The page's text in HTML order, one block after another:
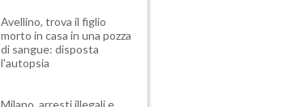
Avellino, trova il figlio
morto in casa in una pozza
di sangue: disposta
l'autopsia
Milano, arresti illegali e